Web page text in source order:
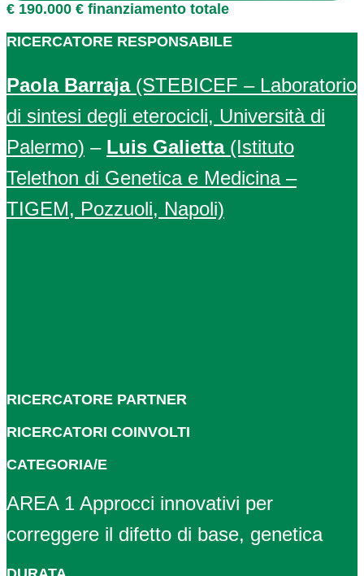
€ 190.000 € finanziamento totale
RICERCATORE RESPONSABILE
Paola Barraja(STEBICEF – Laboratorio
di sintesi degli eterocicli, Università di
Palermo) – Luis Galietta(Istituto
Telethon di Genetica e Medicina –
TIGEM, Pozzuoli, Napoli)
RICERCATORE PARTNER
RICERCATORI COINVOLTI
CATEGORIA/E
AREA 1 Approcci innovativi per
correggere il difetto di base, genetica